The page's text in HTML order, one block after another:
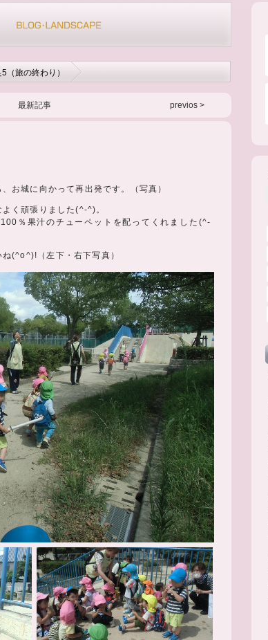
（旅の終わり）
最新記事 previos >
お城に向かって再出発です。（写真）
く頑張りました(^-^)。
％果汁のチューペットを配ってくれました(^-
(^o^)!（左下・右下写真）